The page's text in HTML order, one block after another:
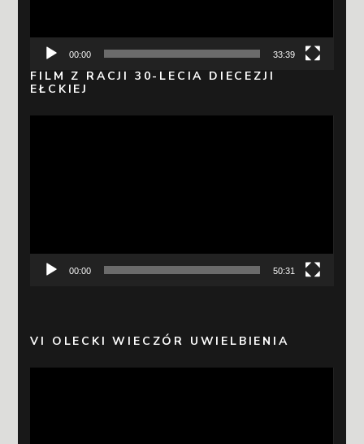
00:00 33:39
FILM Z RACJI 30-LECIA DIECEZJI
EŁCKIEJ
00:00 50:31
VI OLECKI WIECZÓR UWIELBIENIA